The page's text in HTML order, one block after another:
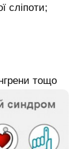
сліпоти;
тощо